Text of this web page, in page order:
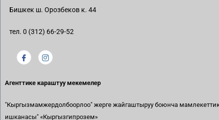
Бишкек ш. Орозбеков к. 44
тел. 0 (312) 66-29-52
Агенттике караштуу мекемелер
"Кыргызмамжердолбоорлоо" жерге жайгаштыруу боюнча
ишканасы" «Кыргызгипрозем»